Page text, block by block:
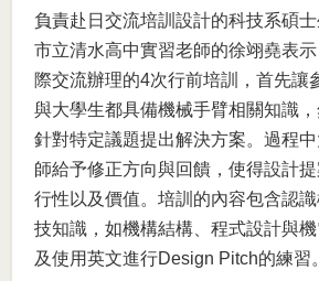
負責赴日交流培訓設計的科技系碩
市立清水高中實習老師的徐翊堯表
際交流辦理的4次行前培訓，首先讓
與大學生都具備機械手臂相關知識
針對特定議題提出解決方案。過程
師給予修正方向與回饋，使得設計
行性以及價值。培訓的內容包含認
技知識，如機構結構、程式設計與
及使用英文進行Design Pitch的練習。